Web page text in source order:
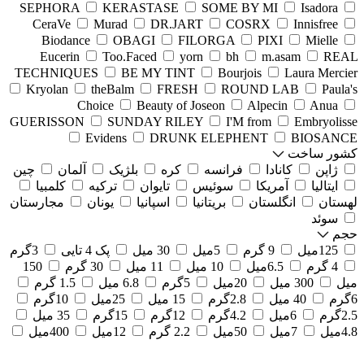
SEPHORA
KERASTASE SOME BY MI
Isadora
CeraVe
Murad DR.JART COSRX
Innisfree
Biodance
OBAGI FILORGA PIXI
Mielle
Eucerin
Too.Faced yorn bh m.asam
REAL
TECHNIQUES
BE MY TINT Bourjois
Laura Mercier
Kryolan
theBalm FRESH ROUND LAB
Paula's
Choice
Beauty of Joseon Alpecin
Anua
GUERISSON
SUNDAY RILEY I'M from
Embryolisse
Evidens
DRUNK ELEPHENT
BIOSANCE
کشور ساخت
ژاپن
کانادا فرانسه کره بلژیک آلمان
چین
ایتالیا
آمریکا سوئیس تایوان ترکیه
کلمبیا
لهستان
انگلستان بریتانیا اسپانیا یونان
مجارستان
سوئد
حجم
125میل
9 گرم 5میل 30 میل پک 4 تایی
3گرم
4 گرم
6.5میل 10 میل 11 میل 30 گرم
150
میل
300 میل 20میل 5گرم 6.8 میل
1.5 گرم
6گرم
40 میل 2.8گرم 15 میل 25میل
10گرم
2.5گرم
6میل 4.2گرم 12گرم 15گرم
35 میل
4.8میل
7میل 50میل 2.2 گرم 12میل
400میل